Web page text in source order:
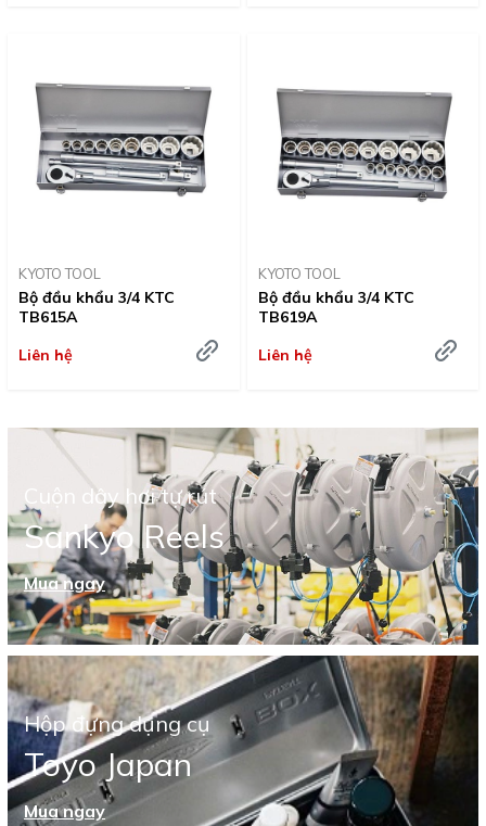
KYOTO TOOL
Bộ đầu khẩu 3/4 KTC
TB615A
Liên hệ
KYOTO TOOL
Bộ đầu khẩu 3/4 KTC
TB619A
Liên hệ
Cuộn dây hơi tự rút
Sankyo Reels
Mua ngay
Hộp đựng dụng cụ
Toyo Japan
Mua ngay